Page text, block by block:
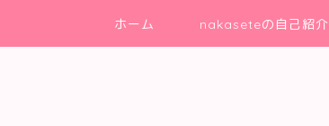
ホーム nakaseteの自己紹介